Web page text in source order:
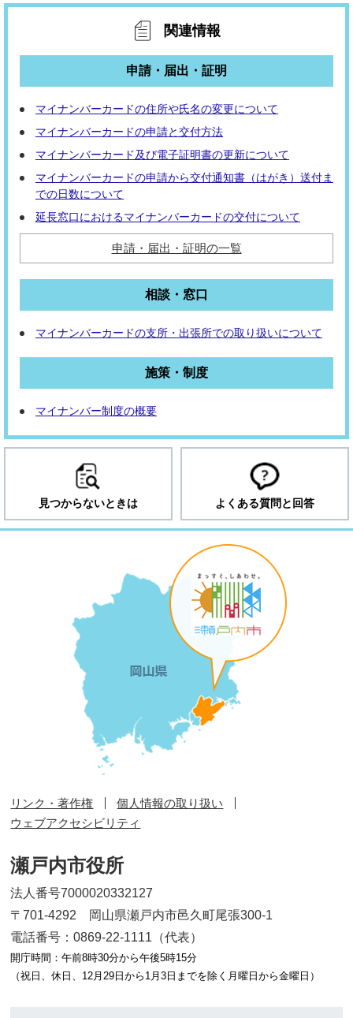
関連情報
申請・届出・証明
マイナンバーカードの住所や氏名の変更について
マイナンバーカードの申請と交付方法
マイナンバーカード及び電子証明書の更新について
マイナンバーカードの申請から交付通知書（はがき）送付ま
での日数について
延長窓口におけるマイナンバーカードの交付について
申請・届出・証明の一覧
相談・窓口
マイナンバーカードの支所・出張所での取り扱いについて
施策・制度
マイナンバー制度の概要
見つからないときは よくある質問と回答
リンク・著作権
個人情報の取り扱い
ウェブアクセシビリティ
瀬戸内市役所
法人番号7000020332127
〒701-4292 岡山県瀬戸内市邑久町尾張300-1
電話番号：0869-22-1111（代表）
開庁時間：午前8時30分から午後5時15分
（祝日、休日、12月29日から1月3日までを除く月曜日から金曜日）